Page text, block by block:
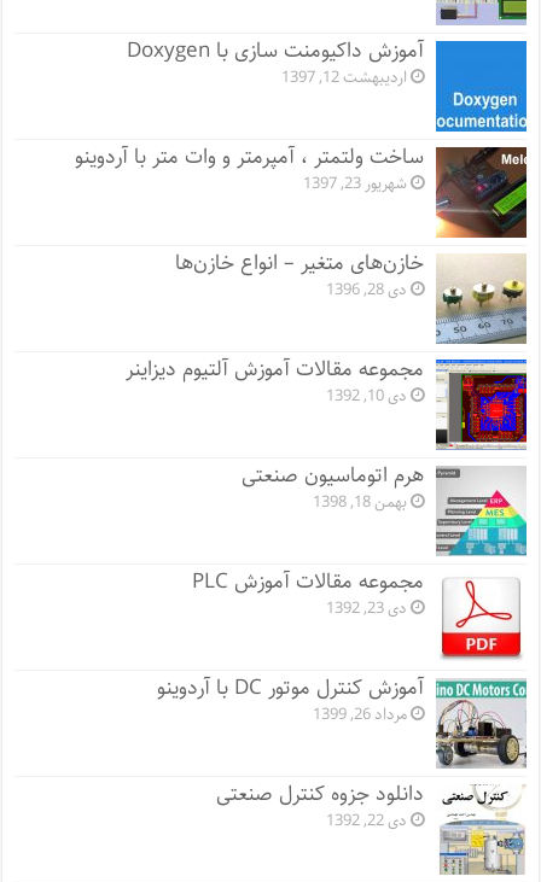
آموزش داکیومنت سازی با Doxygen
اردیبهشت 12, 1397
ساخت ولتمتر ، آمپرمتر و وات متر با آردوینو
شهریور 23, 1397
خازن‌های متغیر – انواع خازن‌ها
دی 28, 1396
مجموعه مقالات آموزش آلتیوم دیزاینر
دی 10, 1392
هرم اتوماسیون صنعتی
بهمن 18, 1398
مجموعه مقالات آموزش PLC
دی 23, 1392
آموزش کنترل موتور DC با آردوینو
مرداد 26, 1399
دانلود جزوه کنترل صنعتی
دی 22, 1392